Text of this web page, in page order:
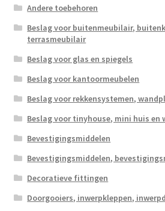
Andere toebehoren
Beslag voor buitenmeubilair,
terrasmeubilair
Beslag voor glas en spiegels
Beslag voor kantoormeubelen
Beslag voor rekkensystemen,
Beslag voor tinyhouse, mini huis en
Bevestigingsmiddelen
Bevestigingsmiddelen,
Decoratieve fittingen
Doorgooiers, inwerpkleppen,